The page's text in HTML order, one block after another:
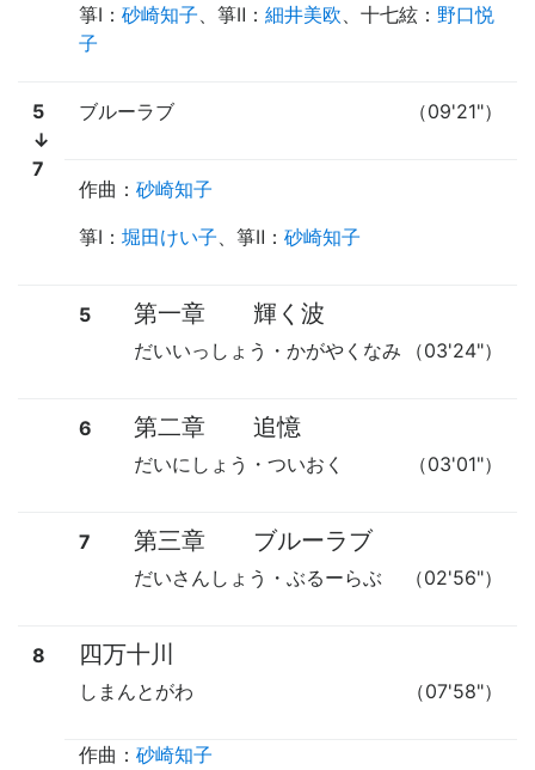
箏Ⅰ ： 砂崎知子 箏Ⅱ ： 細井美欧 十七絃 ： 野口悦
子
5
↓
7
（09'21"）
ブルーラブ
作曲： 砂崎知子
箏Ⅰ ： 堀田けい子 箏Ⅱ ： 砂崎知子
5 第一章 輝く波
（03'24"）
だいいっしょう・かがやくなみ
6 第二章 追憶
（03'01"）
だいにしょう・ついおく
7 第三章 ブルーラブ
（02'56"）
だいさんしょう・ぶるーらぶ
8 四万十川
（07'58"）
しまんとがわ
作曲： 砂崎知子